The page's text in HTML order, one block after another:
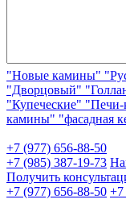
"Новые камины"
"Дворцовый"
"Купеческие"
камины" "фасадная
+7 (977) 656-88-50
+7 (985) 387-19-73
Получить
+7 (977) 656-88-50 +7